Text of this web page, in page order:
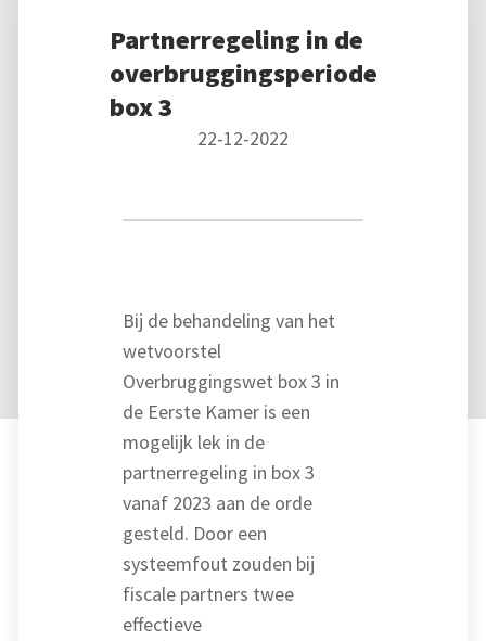
Partnerregeling in de
overbruggingsperiode
box 3
22-12-2022
Bij de behandeling van het
wetvoorstel
Overbruggingswet box 3 in
de Eerste Kamer is een
mogelijk lek in de
partnerregeling in box 3
vanaf 2023 aan de orde
gesteld. Door een
systeemfout zouden bij
fiscale partners twee
effectieve